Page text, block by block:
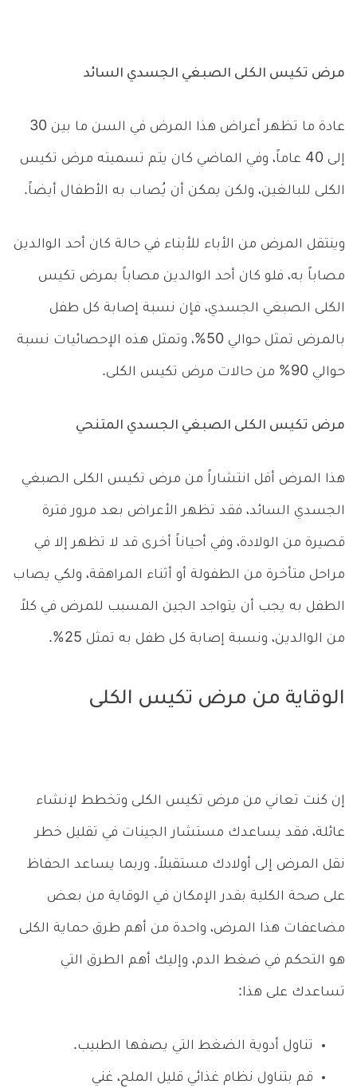
مرض تكيس الكلى الصبغي الجسدي السائد
عادة ما تظهر أعراض هذا المرض في السن ما بين 30
إلى 40 عاماً، وفي الماضي كان يتم تسميته مرض تكيس
الكلى للبالغين، ولكن يمكن أن يُصاب به الأطفال أيضاً.
وينتقل المرض من الأباء للأبناء في حالة كان أحد الوالدين
مصاباً به، فلو كان أحد الوالدين مصاباً بمرض تكيس
الكلى الصبغي الجسدي، فإن نسبة إصابة كل طفل
بالمرض تمثل حوالي 50%، وتمثل هذه الإحصائيات نسبة
حوالي 90% من حالات مرض تكيس الكلى.
مرض تكيس الكلى الصبغي الجسدي المتنحي
هذا المرض أقل انتشاراً من مرض تكيس الكلى الصبغي
الجسدي السائد، فقد تظهر الأعراض بعد مرور فترة
قصيرة من الولادة، وفي أحياناً أخرى قد لا تظهر إلا في
مراحل متأخرة من الطفولة أو أثناء المراهقة، ولكي يصاب
الطفل به يجب أن يتواجد الجين المسبب للمرض في كلاً
من الوالدين، ونسبة إصابة كل طفل به تمثل 25%.
الوقاية من مرض تكيس الكلى
إن كنت تعاني من مرض تكيس الكلى وتخطط لإنشاء
عائلة، فقد يساعدك مستشار الجينات في تقليل خطر
نقل المرض إلى أولادك مستقبلاً. وربما يساعد الحفاظ
على صحة الكلية بقدر الإمكان في الوقاية من بعض
مضاعفات هذا المرض، واحدة من أهم طرق حماية الكلى
هو التحكم في ضغط الدم، وإليك أهم الطرق التي
تساعدك على هذا:
تناول أدوية الضغط التي يصفها الطبيب.
قم بتناول نظام غذائي قليل الملح، غني